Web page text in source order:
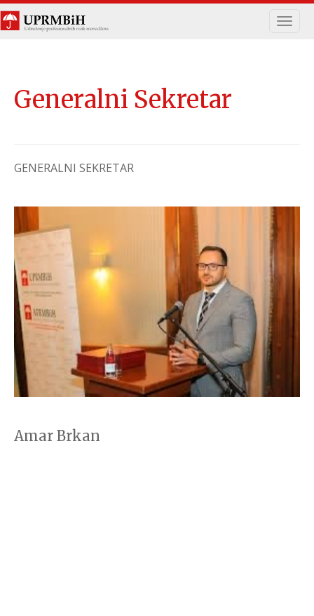
Generalni Sekretar
GENERALNI SEKRETAR
Amar Brkan